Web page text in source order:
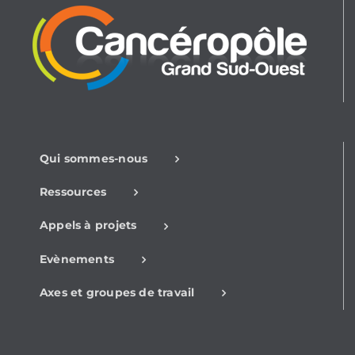
Qui sommes-nous
Ressources
Appels à projets
Evènements
Axes et groupes de travail